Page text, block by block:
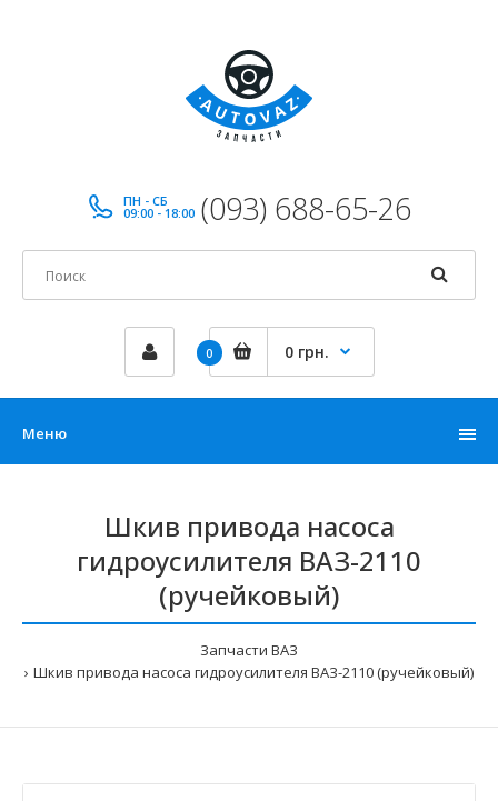
ПН - СБ
09:00 - 18:00 (093) 688-65-26
0 0 грн.
Меню
Шкив привода насоса
гидроусилителя ВАЗ-2110
(ручейковый)
Запчасти ВАЗ
Шкив привода насоса гидроусилителя ВАЗ-2110 (ручейковый)